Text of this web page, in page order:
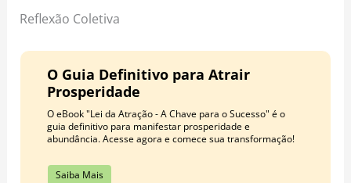
Reflexão Coletiva
O Guia Definitivo para Atrair
Prosperidade
O eBook "Lei da Atração - A Chave para o Sucesso" é o
guia definitivo para manifestar prosperidade e
abundância. Acesse agora e comece sua transformação!
Saiba Mais